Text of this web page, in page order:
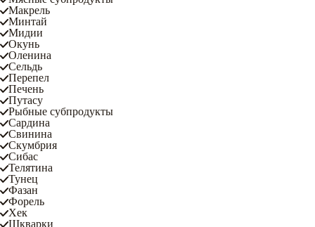
Макрель
Минтай
Мидии
Окунь
Оленина
Сельдь
Перепел
Печень
Путасу
Рыбные субпродукты
Сардина
Свинина
Скумбрия
Сибас
Телятина
Тунец
Фазан
Форель
Хек
Шкварки